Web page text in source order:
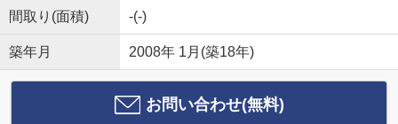
間取り(面積) -(-)
築年月 2008年 1月(築18年)
お問い合わせ(無料)